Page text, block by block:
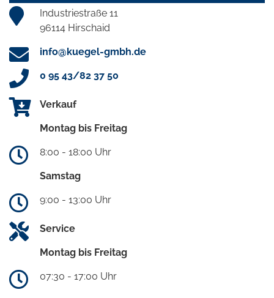
Industriestraße 11
96114 Hirschaid
info@kuegel-gmbh.de
0 95 43/82 37 50
Verkauf
Montag bis Freitag
8:00 - 18:00 Uhr
Samstag
9:00 - 13:00 Uhr
Service
Montag bis Freitag
07:30 - 17:00 Uhr